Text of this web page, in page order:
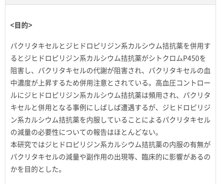
<目的>
パクリタキセルとジヒドロピリジン系カルシウム拮抗薬を併用す
るとジヒドロピリジン系カルシウム拮抗薬がシトクロムP450を
阻害し、パクリタキセルの代謝が阻害され、パクリタキセルの血
中濃度が上昇するため併用注意とされている。高血圧コントロー
ルにジヒドロピリジン系カルシウム拮抗薬は頻用され、パクリタ
キセルと併用となる事例にしばしば遭遇するが、ジヒドロピリジ
ン系カルシウム拮抗薬を内服していることによるパクリタキセル
の減量の必要性についての報告はほとんどない。
本研究ではジヒドロピリジン系カルシウム拮抗薬の内服の有無が
パクリタキセルの減量や副作用の出現等、臨床的に影響があるの
かを目的とした。